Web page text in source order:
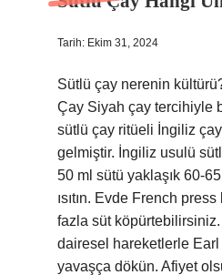
Tarih: Ekim 31, 2024
Sütlü çay nerenin
Çay Siyah çay tercihiyle
sütlü çay ritüeli İngiliz
gelmiştir. İngiliz usulü
50 ml sütü yaklaşık 60-
ısıtın. Evde French
fazla süt köpürtebilirsiniz.
dairesel hareketlerle Earl
yavaşça dökün. Afiyet